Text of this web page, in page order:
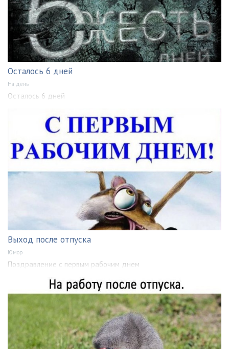
Осталось 6 дней
На день
Осталось 6 дней
Выход после отпуска
Юмор
Поздравление с первым рабочим днем